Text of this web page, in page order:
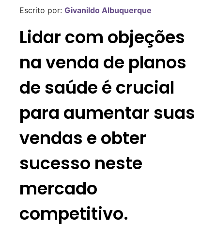
Escrito por: Givanildo Albuquerque
Lidar com objeções
na venda de planos
de saúde é crucial
para aumentar suas
vendas e obter
sucesso neste
mercado
competitivo.